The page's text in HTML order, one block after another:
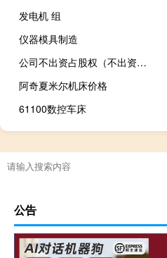
发电机 组
仪器模具制造
公司不出资占股权（不出资如何占股权）
阿奇夏米尔机床价格
61100数控车床
公告